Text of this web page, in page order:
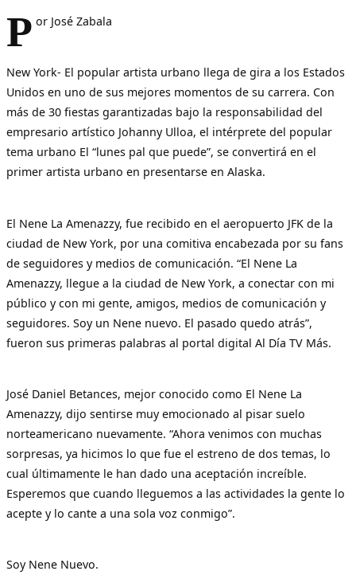
P or José Zabala
New York- El popular artista urbano llega de gira a los Estados
Unidos en uno de sus mejores momentos de su carrera. Con
más de 30 fiestas garantizadas bajo la responsabilidad del
empresario artístico Johanny Ulloa, el intérprete del popular
tema urbano El “lunes pal que puede”, se convertirá en el
primer artista urbano en presentarse en Alaska.
El Nene La Amenazzy, fue recibido en el aeropuerto JFK de la
ciudad de New York, por una comitiva encabezada por su fans
de seguidores y medios de comunicación. “El Nene La
Amenazzy, llegue a la ciudad de New York, a conectar con mi
público y con mi gente, amigos, medios de comunicación y
seguidores. Soy un Nene nuevo. El pasado quedo atrás”,
fueron sus primeras palabras al portal digital Al Día TV Más.
José Daniel Betances, mejor conocido como El Nene La
Amenazzy, dijo sentirse muy emocionado al pisar suelo
norteamericano nuevamente. “Ahora venimos con muchas
sorpresas, ya hicimos lo que fue el estreno de dos temas, lo
cual últimamente le han dado una aceptación increíble.
Esperemos que cuando lleguemos a las actividades la gente lo
acepte y lo cante a una sola voz conmigo”.
Soy Nene Nuevo.